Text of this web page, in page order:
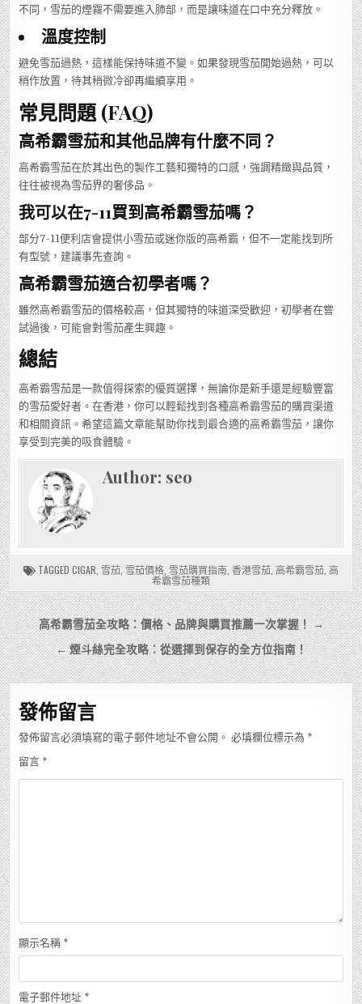
不同，雪茄的煙霧不需要進入肺部，而是讓味道在口中充分釋放。
溫度控制
避免雪茄過熱，這樣能保持味道不變。如果發現雪茄開始過熱，可以
稍作放置，待其稍微冷卻再繼續享用。
常見問題 (FAQ)
高希霸雪茄和其他品牌有什麼不同？
高希霸雪茄在於其出色的製作工藝和獨特的口感，強調精緻與品質，
往往被視為雪茄界的奢侈品。
我可以在7-11買到高希霸雪茄嗎？
部分7-11便利店會提供小雪茄或迷你版的高希霸，但不一定能找到所
有型號，建議事先查詢。
高希霸雪茄適合初學者嗎？
雖然高希霸雪茄的價格較高，但其獨特的味道深受歡迎，初學者在嘗
試過後，可能會對雪茄產生興趣。
總結
高希霸雪茄是一款值得探索的優質選擇，無論你是新手還是經驗豐富
的雪茄愛好者。在香港，你可以輕鬆找到各種高希霸雪茄的購買渠道
和相關資訊。希望這篇文章能幫助你找到最合適的高希霸雪茄，讓你
享受到完美的吸食體驗。
Author: seo
TAGGED CIGAR 雪茄 雪茄價格 雪茄購買指南 香港雪茄 高希霸雪茄 高
希霸雪茄種類
文
章
導
覽
高希霸雪茄全攻略：價格、品牌與購買推薦一次掌握！ →
← 煙斗絲完全攻略：從選擇到保存的全方位指南！
發佈留言
發佈留言必須填寫的電子郵件地址不會公開。 必填欄位標示為 *
留言 *
顯示名稱 *
電子郵件地址 *